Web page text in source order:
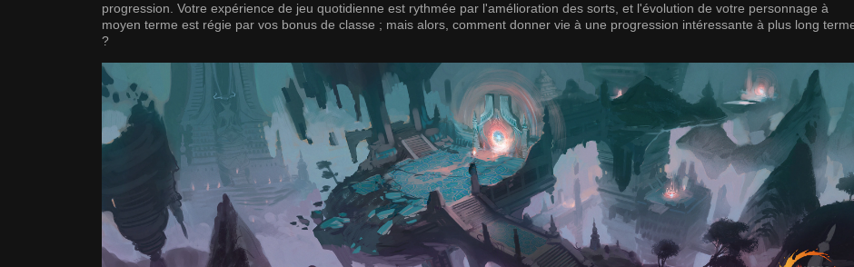
progression. Votre expérience de jeu quotidienne est rythmée par l'amélioration des sorts, et l'évolution de votre personnage à
moyen terme est régie par vos bonus de classe ; mais alors, comment donner vie à une progression intéressante à plus long
?